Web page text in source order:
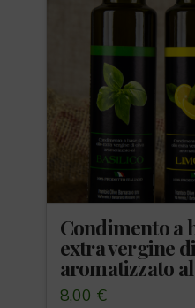
Condimento a
extra vergine
aromatizzato
8,00 €